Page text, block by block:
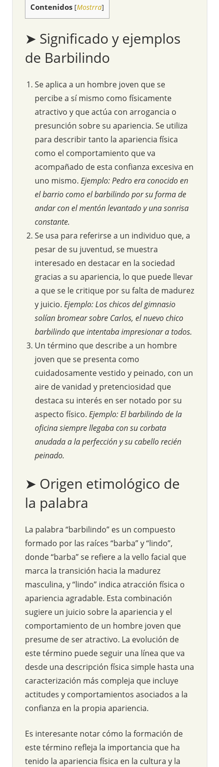
Contenidos [Mostrra]
➤ Significado y ejemplos
de Barbilindo
Se aplica a un hombre joven que se
percibe a sí mismo como físicamente
atractivo y que actúa con arrogancia o
presunción sobre su apariencia. Se utiliza
para describir tanto la apariencia física
como el comportamiento que va
acompañado de esta confianza excesiva en
uno mismo. Ejemplo: Pedro era conocido en
el barrio como el barbilindo por su forma de
andar con el mentón levantado y una sonrisa
constante.
Se usa para referirse a un individuo que, a
pesar de su juventud, se muestra
interesado en destacar en la sociedad
gracias a su apariencia, lo que puede llevar
a que se le critique por su falta de madurez
y juicio. Ejemplo: Los chicos del gimnasio
solían bromear sobre Carlos, el nuevo chico
barbilindo que intentaba impresionar a todos.
Un término que describe a un hombre
joven que se presenta como
cuidadosamente vestido y peinado, con un
aire de vanidad y pretenciosidad que
destaca su interés en ser notado por su
aspecto físico. Ejemplo: El barbilindo de la
oficina siempre llegaba con su corbata
anudada a la perfección y su cabello recién
peinado.
➤ Origen etimológico de
la palabra
La palabra “barbilindo” es un compuesto
formado por las raíces “barba” y “lindo”,
donde “barba” se refiere a la vello facial que
marca la transición hacia la madurez
masculina, y “lindo” indica atracción física o
apariencia agradable. Esta combinación
sugiere un juicio sobre la apariencia y el
comportamiento de un hombre joven que
presume de ser atractivo. La evolución de
este término puede seguir una línea que va
desde una descripción física simple hasta una
caracterización más compleja que incluye
actitudes y comportamientos asociados a la
confianza en la propia apariencia.
Es interesante notar cómo la formación de
este término refleja la importancia que ha
tenido la apariencia física en la cultura y la